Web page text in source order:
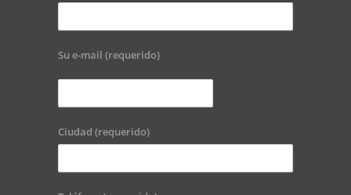
Su e-mail (requerido)
Ciudad (requerido)